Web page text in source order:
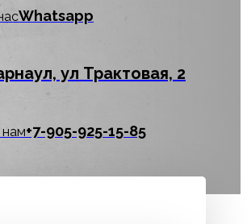
Whatsapp
ул Трактовая, 2
нам‪+7-905-925-15-85